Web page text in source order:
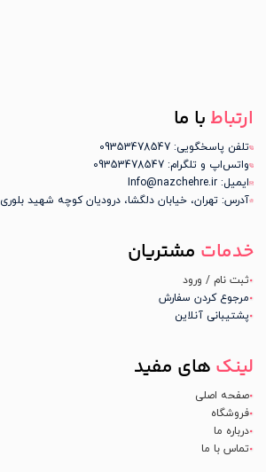
ارتباط با ما
تلفن پاسخگویی: 09353478547
واتس‌اپ و تلگرام: 09353478547
ایمیل: Info@nazchehre.ir
آدرس: تهران، خیابان دلگشا، درودیان کوچه شهید بلوری
خدمات مشتریان
ثبت نام / ورود
مرجوع کردن سفارش
پشتیبانی آنلاین
لینک های مفید
صفحه اصلی
فروشگاه
درباره ما
تماس با ما